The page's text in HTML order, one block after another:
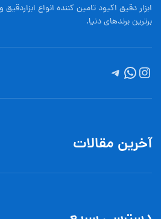
ابزار دقیق اکیود تامین کننده انواع
برترین برندهای دنیا.
آخرین مقالات